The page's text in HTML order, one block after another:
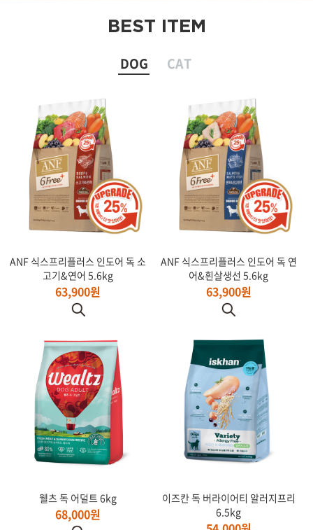
BEST ITEM
DOG CAT
ANF 식스프리플러스 인도어 독 소
고기&연어 5.6kg
63,900원
ANF 식스프리플러스 인도어 독 연
어&흰살생선 5.6kg
63,900원
웰츠 독 어덜트 6kg
68,000원
이즈칸 독 버라이어티 알러지프리
6.5kg